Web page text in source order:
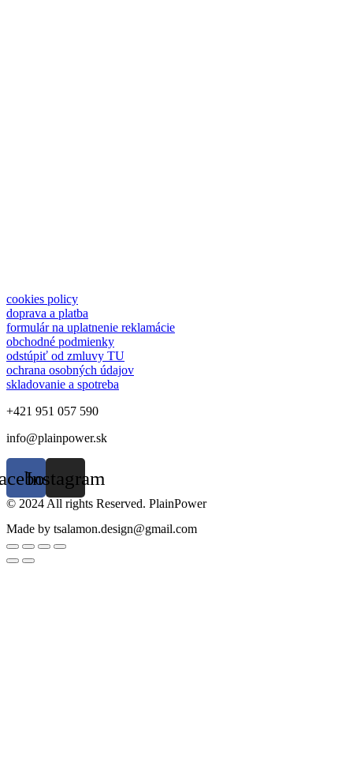
cookies policy
doprava a platba
formulár na uplatnenie reklamácie
obchodné podmienky
odstúpiť od zmluvy TU
ochrana osobných údajov
skladovanie a spotreba
+421 951 057 590
info@plainpower.sk
Instagram
© 2024 All rights Reserved. PlainPower
Made by tsalamon.design@gmail.com